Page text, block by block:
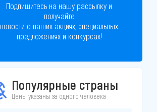
Подпишитесь на нашу рассылку и
получайте
новости о наших акциях, специальных
предложениях и конкурсах!
Популярные страны
Цены указаны за одного человека